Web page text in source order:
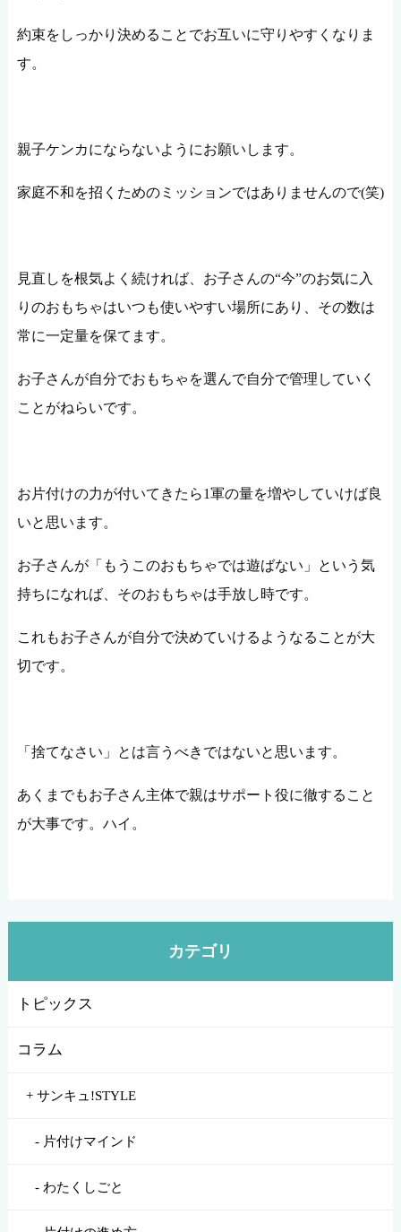
約束をしっかり決めることでお互いに守りやすくなりま
す。
親子ケンカにならないようにお願いします。
家庭不和を招くためのミッションではありませんので(笑)
見直しを根気よく続ければ、お子さんの“今”のお気に入
りのおもちゃはいつも使いやすい場所にあり、その数は
常に一定量を保てます。
お子さんが自分でおもちゃを選んで自分で管理していく
ことがねらいです。
お片付けの力が付いてきたら1軍の量を増やしていけば良
いと思います。
お子さんが「もうこのおもちゃでは遊ばない」という気
持ちになれば、そのおもちゃは手放し時です。
これもお子さんが自分で決めていけるようなることが大
切です。
「捨てなさい」とは言うべきではないと思います。
あくまでもお子さん主体で親はサポート役に徹すること
が大事です。ハイ。
カテゴリ
トピックス
コラム
サンキュ!STYLE
片付けマインド
わたくしごと